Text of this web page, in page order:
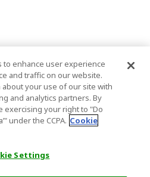
enhance user experience
and traffic on our website.
your use of our site with
and analytics partners. By
exercising your right to "Do
under the CCPA. Cookie
Settings